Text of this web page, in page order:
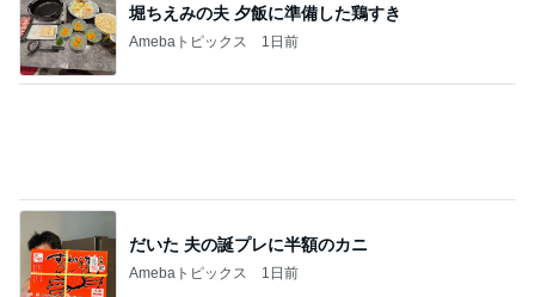
堀ちえみの夫 夕飯に準備した鶏すき
Amebaトピックス 1日前
多肉の水やりで禁物なタイミング
Amebaトピックス 22時間前